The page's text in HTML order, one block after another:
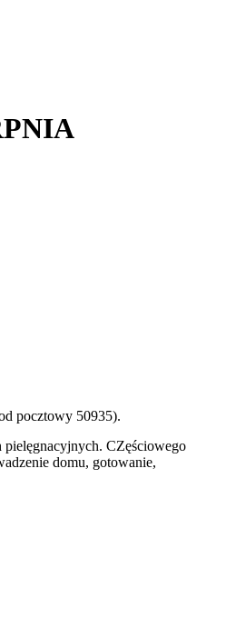
pocztowy 50935).
pielęgnacyjnych. CZęściowego
domu, gotowanie,